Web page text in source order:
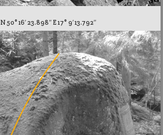
| N 50° 16′ 23.898″ E 17° 9′ 13.792″